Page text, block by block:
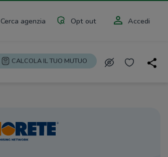
Cerca agenzia Opt out Accedi
CALCOLA IL TUO MUTUO